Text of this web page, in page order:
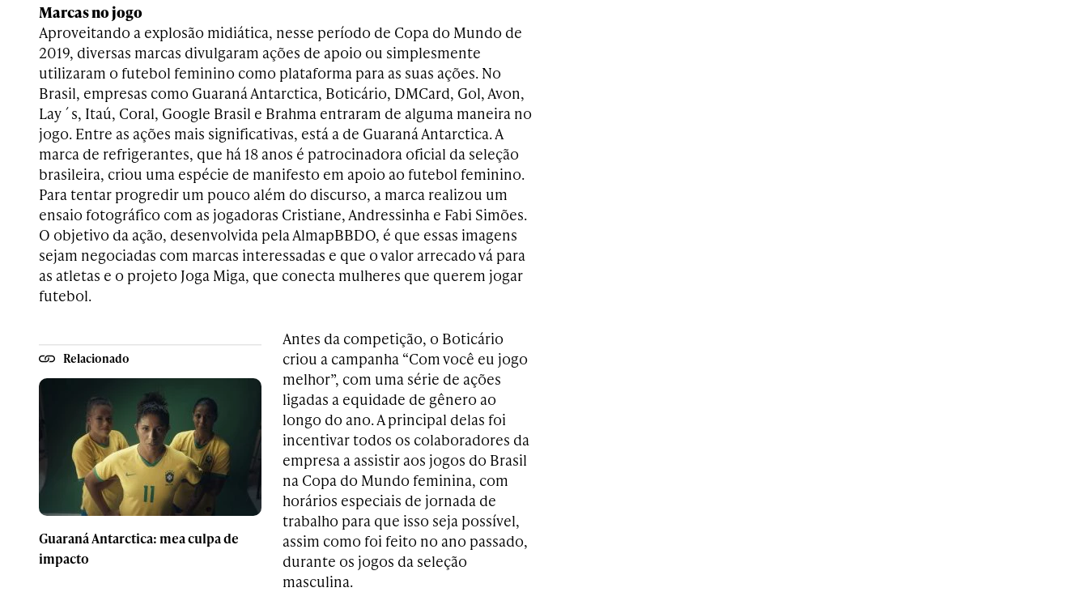
Marcas no jogo
Aproveitando a explosão midiática, nesse período de Copa do Mundo de
2019, diversas marcas divulgaram ações de apoio ou simplesmente
utilizaram o futebol feminino como plataforma para as suas ações. No
Brasil, empresas como Guaraná Antarctica, Boticário, DMCard, Gol, Avon,
Lay´s, Itaú, Coral, Google Brasil e Brahma entraram de alguma maneira no
jogo. Entre as ações mais significativas, está a de Guaraná Antarctica. A
marca de refrigerantes, que há 18 anos é patrocinadora oficial da seleção
brasileira, criou uma espécie de manifesto em apoio ao futebol feminino.
Para tentar progredir um pouco além do discurso, a marca realizou um
ensaio fotográfico com as jogadoras Cristiane, Andressinha e Fabi Simões.
O objetivo da ação, desenvolvida pela AlmapBBDO, é que essas imagens
sejam negociadas com marcas interessadas e que o valor arrecado vá para
as atletas e o projeto Joga Miga, que conecta mulheres que querem jogar
futebol.
Relacionado
Guaraná Antarctica: mea culpa de
impacto
Antes da competição, o Boticário
criou a campanha “Com você eu jogo
melhor”, com uma série de ações
ligadas a equidade de gênero ao
longo do ano. A principal delas foi
incentivar todos os colaboradores da
empresa a assistir aos jogos do Brasil
na Copa do Mundo feminina, com
horários especiais de jornada de
trabalho para que isso seja possível,
assim como foi feito no ano passado,
durante os jogos da seleção
masculina.